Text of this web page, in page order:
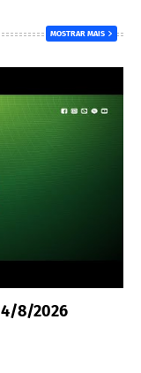
MOSTRAR MAIS
8/2026